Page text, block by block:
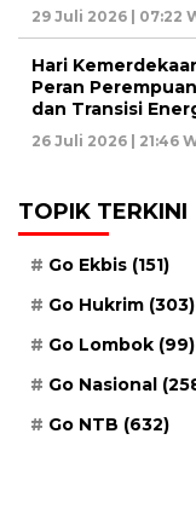
29 Juli 2026 | 07:22
Hari
Peran
dan Transisi
26 Juli 2026 | 21:46
TOPIK TERKINI
Go Ekbis (151)
Go Hukrim (303)
Go Lombok (99)
Go Nasional
Go NTB (632)